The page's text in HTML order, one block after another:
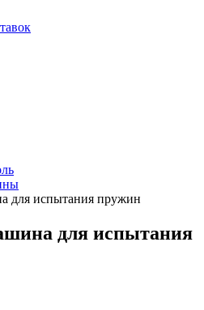
для испытания пружин
для испытания